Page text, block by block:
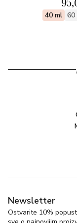
BAZNE NOTE
40 ml 60
Newsletter
Ostvarite 10%